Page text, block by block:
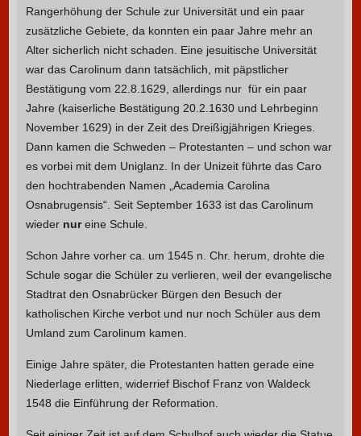
Rangerhöhung der Schule zur Universität und ein paar
zusätzliche Gebiete, da konnten ein paar Jahre mehr an
Alter sicherlich nicht schaden. Eine jesuitische Universität
war das Carolinum dann tatsächlich, mit päpstlicher
Bestätigung vom 22.8.1629, allerdings nur für ein paar
Jahre (kaiserliche Bestätigung 20.2.1630 und Lehrbeginn
November 1629) in der Zeit des Dreißigjährigen Krieges.
Dann kamen die Schweden – Protestanten – und schon war
es vorbei mit dem Uniglanz. In der Unizeit führte das Caro
den hochtrabenden Namen „Academia Carolina
Osnabrugensis“. Seit September 1633 ist das Carolinum
wieder nureine Schule.
Schon Jahre vorher ca. um 1545 n. Chr. herum, drohte die
Schule sogar die Schüler zu verlieren, weil der evangelische
Stadtrat den Osnabrücker Bürgen den Besuch der
katholischen Kirche verbot und nur noch Schüler aus dem
Umland zum Carolinum kamen.
Einige Jahre später, die Protestanten hatten gerade eine
Niederlage erlitten, widerrief Bischof Franz von Waldeck
1548 die Einführung der Reformation.